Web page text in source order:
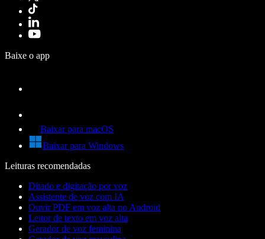
Baixe o app
Baixar para macOS
Baixar para Windows
Leituras recomendadas
Ditado e digitação por voz
Assistente de voz com IA
Ouvir PDF em voz alta no Android
Leitor de texto em voz alta
Gerador de voz feminina